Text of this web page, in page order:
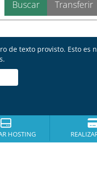
de texto provisto. Esto es
HOSTING